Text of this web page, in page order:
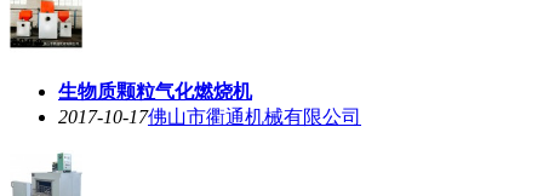
生物质颗粒气化燃烧机
2017-10-17佛山市衢通机械有限公司